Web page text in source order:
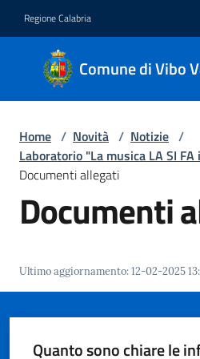
Regione Calabria
Comune di Vibo
Comune
di Vibo
Valentia
Amministrazione
Novità
Vibo
Valentia
Home / Novità / Notizie /
Laboratorio "La musica LA SI
Documenti allegati
Documenti
Ultimo aggiornamento:12-02-2025
Quanto sono chiare le